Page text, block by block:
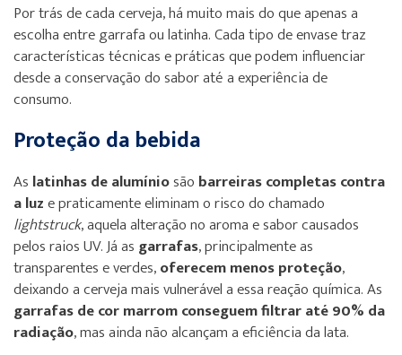
Por trás de cada cerveja, há muito mais do que apenas a
escolha entre garrafa ou latinha. Cada tipo de envase traz
características técnicas e práticas que podem influenciar
desde a conservação do sabor até a experiência de
consumo.
Proteção da bebida
As latinhas de alumíniosão barreiras completas contra
a luze praticamente eliminam o risco do chamado
lightstruck, aquela alteração no aroma e sabor causados
pelos raios UV. Já as garrafas, principalmente as
transparentes e verdes,oferecem menos proteção,
deixando a cerveja mais vulnerável a essa reação química. As
garrafas de cor marrom conseguem filtrar até 90% da
radiação, mas ainda não alcançam a eficiência da lata.